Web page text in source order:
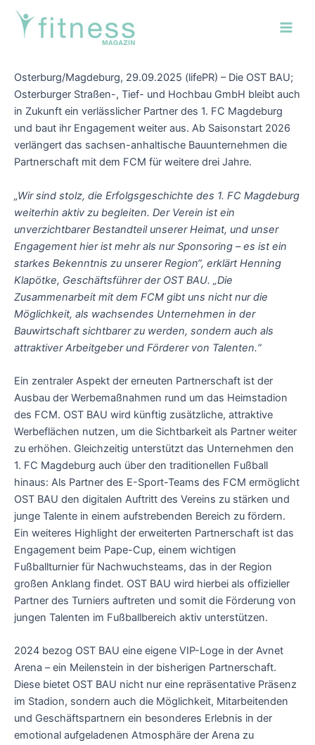
Zum
Inhalt
springen
Osterburg/Magdeburg, 29.09.2025 (lifePR) – Die OST BAU;
Osterburger Straßen-, Tief- und Hochbau GmbH bleibt auch
in Zukunft ein verlässlicher Partner des 1. FC Magdeburg
und baut ihr Engagement weiter aus. Ab Saisonstart 2026
verlängert das sachsen-anhaltische Bauunternehmen die
Partnerschaft mit dem FCM für weitere drei Jahre.
„Wir sind stolz, die Erfolgsgeschichte des 1. FC Magdeburg
weiterhin aktiv zu begleiten. Der Verein ist ein
unverzichtbarer Bestandteil unserer Heimat, und unser
Engagement hier ist mehr als nur Sponsoring – es ist ein
starkes Bekenntnis zu unserer Region“, erklärt Henning
Klapötke, Geschäftsführer der OST BAU. „Die
Zusammenarbeit mit dem FCM gibt uns nicht nur die
Möglichkeit, als wachsendes Unternehmen in der
Bauwirtschaft sichtbarer zu werden, sondern auch als
attraktiver Arbeitgeber und Förderer von Talenten.“
Ein zentraler Aspekt der erneuten Partnerschaft ist der
Ausbau der Werbemaßnahmen rund um das Heimstadion
des FCM. OST BAU wird künftig zusätzliche, attraktive
Werbeflächen nutzen, um die Sichtbarkeit als Partner weiter
zu erhöhen. Gleichzeitig unterstützt das Unternehmen den
1. FC Magdeburg auch über den traditionellen Fußball
hinaus: Als Partner des E-Sport-Teams des FCM ermöglicht
OST BAU den digitalen Auftritt des Vereins zu stärken und
junge Talente in einem aufstrebenden Bereich zu fördern.
Ein weiteres Highlight der erweiterten Partnerschaft ist das
Engagement beim Pape-Cup, einem wichtigen
Fußballturnier für Nachwuchsteams, das in der Region
großen Anklang findet. OST BAU wird hierbei als offizieller
Partner des Turniers auftreten und somit die Förderung von
jungen Talenten im Fußballbereich aktiv unterstützen.
2024 bezog OST BAU eine eigene VIP-Loge in der Avnet
Arena – ein Meilenstein in der bisherigen Partnerschaft.
Diese bietet OST BAU nicht nur eine repräsentative Präsenz
im Stadion, sondern auch die Möglichkeit, Mitarbeitenden
und Geschäftspartnern ein besonderes Erlebnis in der
emotional aufgeladenen Atmosphäre der Arena zu
Post
navigation